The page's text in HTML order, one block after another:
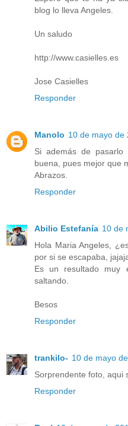
blog lo lleva Angeles.
Un saludo
http://www.casielles.es
Jose Casielles
Responder
Manolo 10 de mayo de
Si además de
buena, pues mejor que
Abrazos.
Responder
Abilio Estefanía 10 de
Hola Maria Angeles,
por si se escapaba,
Es un resultado muy
saltando.
Besos
Responder
trankilo- 10 de mayo
Sorprendente foto, aqui
Responder